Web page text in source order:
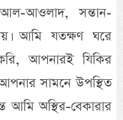
আওলাদ, সন্তান-
আমি যতক্ষণ ঘরে
আপনারই যিকির
সামনে উপস্থিত
আমি অস্থির-বেকারার